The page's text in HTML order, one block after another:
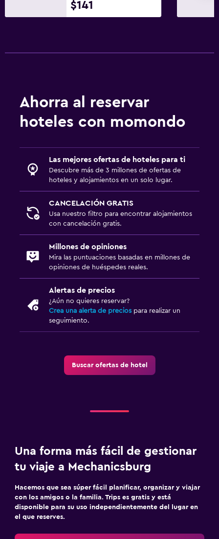
$141
Ahorra al reservar
hoteles con momondo
Las mejores ofertas de hoteles para ti
Descubre más de 3 millones de ofertas de
hoteles y alojamientos en un solo lugar.
CANCELACIÓN GRATIS
Usa nuestro filtro para encontrar alojamientos
con cancelación gratis.
Millones de opiniones
Mira las puntuaciones basadas en millones de
opiniones de huéspedes reales.
Alertas de precios
¿Aún no quieres reservar?
Crea una alerta de precios para realizar un
seguimiento.
Buscar ofertas de hotel
Una forma más fácil de gestionar
tu viaje a Mechanicsburg
Hacemos que sea súper fácil planificar, organizar y viajar
con los amigos o la familia. Trips es gratis y está
disponible para su uso independientemente del lugar en
el que reserves.